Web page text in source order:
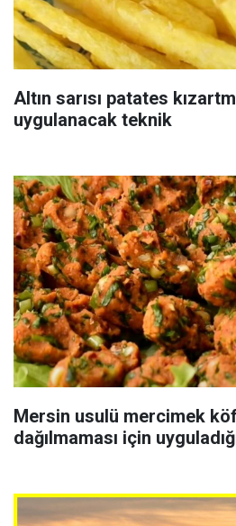
Altın sarısı patates
uygulanacak teknik
Mersin usulü mercimek
dağılmaması için